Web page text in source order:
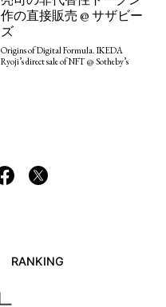
RANKING
作の直接販売 @ サザビー
ズ
Origins of Digital Formula. IKEDA
Ryoji’s direct sale of NFT @ Sotheby’s
RANKING